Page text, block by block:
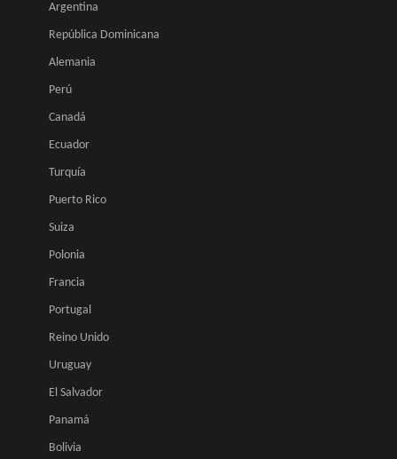
Argentina
República Dominicana
Alemania
Perú
Canadá
Ecuador
Turquía
Puerto Rico
Suiza
Polonia
Francia
Portugal
Reino Unido
Uruguay
El Salvador
Panamá
Bolivia